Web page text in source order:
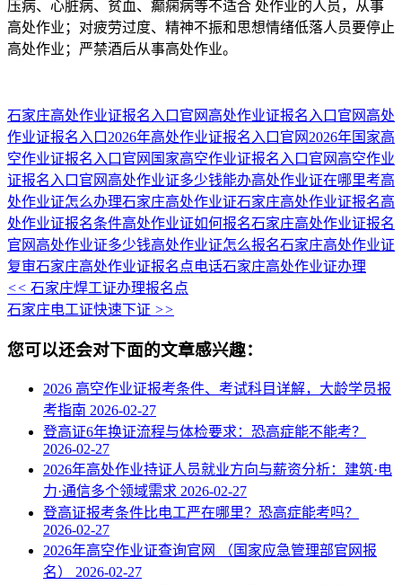
压病、心脏病、贫血、癫痫病等不适合 处作业的人员，从事
高处作业；对疲劳过度、精神不振和思想情绪低落人员要停止
高处作业；严禁酒后从事高处作业。
石家庄高处作业证报名入口官网 高处作业证报名入口官网 高处
作业证报名入口 2026年高处作业证报名入口官网 2026年国家高
空作业证报名入口官网 国家高空作业证报名入口官网 高空作业
证报名入口官网 高处作业证多少钱能办高处作业证在哪里考高
处作业证怎么办理石家庄高处作业证石家庄高处作业证报名高
处作业证报名条件高处作业证如何报名石家庄高处作业证报名
官网 高处作业证多少钱高处作业证怎么报名石家庄高处作业证
复审石家庄高处作业证报名点电话石家庄高处作业证办理
<< 石家庄焊工证办理报名点
石家庄电工证快速下证 >>
您可以还会对下面的文章感兴趣：
2026 高空作业证报考条件、考试科目详解，大龄学员报
考指南 2026-02-27
登高证6年换证流程与体检要求：恐高症能不能考？
2026-02-27
2026年高处作业持证人员就业方向与薪资分析：建筑·电
力·通信多个领域需求 2026-02-27
登高证报考条件比电工严在哪里？恐高症能考吗？
2026-02-27
2026年高空作业证查询官网 （国家应急管理部官网报
名） 2026-02-27